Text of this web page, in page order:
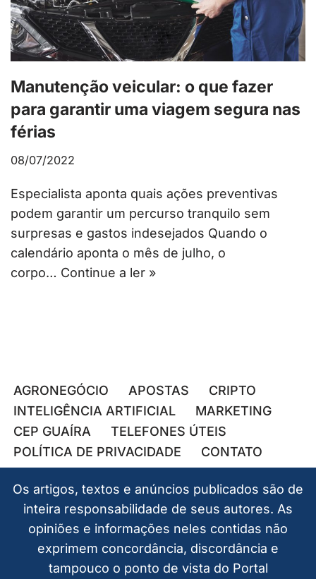
Manutenção veicular: o que fazer
para garantir uma viagem segura nas
férias
08/07/2022
Especialista aponta quais ações preventivas
podem garantir um percurso tranquilo sem
surpresas e gastos indesejados Quando o
calendário aponta o mês de julho, o
corpo… Continue a ler »
AGRONEGÓCIO APOSTAS
CRIPTO
INTELIGÊNCIA ARTIFICIAL
MARKETING
CEP GUAÍRA
TELEFONES ÚTEIS
POLÍTICA DE PRIVACIDADE
CONTATO
Os artigos, textos e anúncios publicados são de
inteira responsabilidade de seus autores. As
opiniões e informações neles contidas não
exprimem concordância, discordância e
tampouco o ponto de vista do Portal